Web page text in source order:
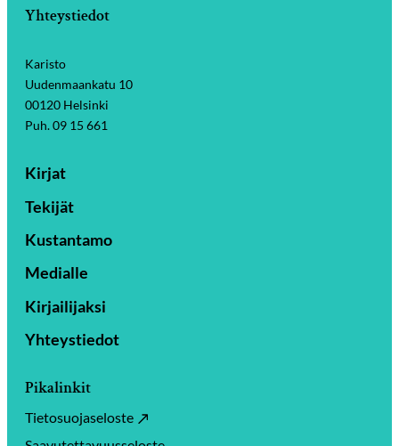
Yhteystiedot
Karisto
Uudenmaankatu 10
00120 Helsinki
Puh. 09 15 661
Kirjat
Tekijät
Kustantamo
Medialle
Kirjailijaksi
Yhteystiedot
Pikalinkit
Tietosuojaseloste